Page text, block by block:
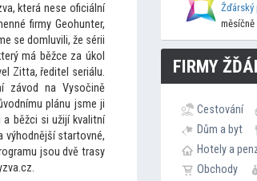
která nese oficiální
firmy Geohunter,
se domluvili, že sérii
má běžce za úkol
Zitta, ředitel seriálu.
závod na Vysočině
plánu jsme ji
běžci si užijí kvalitní
výhodnější startovné,
jsou dvě trasy
Žďárský
FIRMY
Cestování
Dům a byt
Hotely a
Obchody